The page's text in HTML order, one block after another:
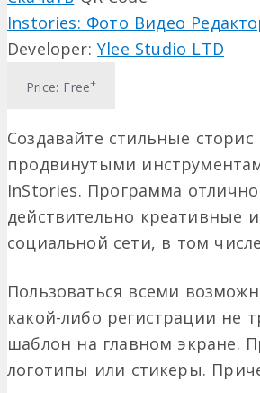
Instories: Фото Видео
Developer:Ylee Studio LTD
Price: Free+
Создавайте стильные
продвинутыми
InStories. Программа
действительно креативные
социальной сети, в том
Пользоваться всеми
какой-либо регистрации не
шаблон на главном экране.
логотипы или стикеры.